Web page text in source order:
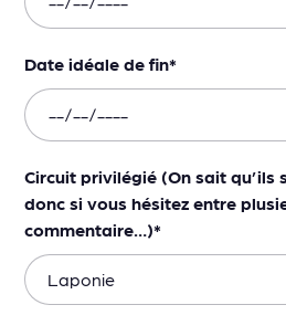
Date idéale de fin*
Circuit privilégié (On sait
donc si vous hésitez entre
commentaire…)*